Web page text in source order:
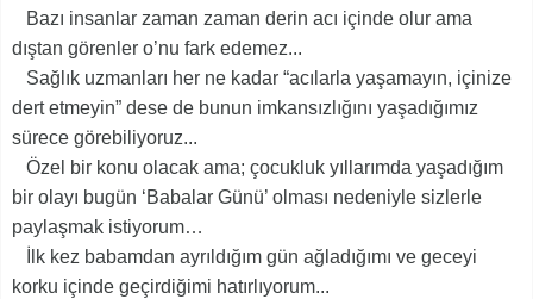
Bazı insanlar zaman zaman derin acı içinde olur ama
dıştan görenler o’nu fark edemez...
Sağlık uzmanları her ne kadar “acılarla yaşamayın, içinize
dert etmeyin” dese de bunun imkansızlığını yaşadığımız
sürece görebiliyoruz...
Özel bir konu olacak ama; çocukluk yıllarımda yaşadığım
bir olayı bugün ‘Babalar Günü’ olması nedeniyle sizlerle
paylaşmak istiyorum…
İlk kez babamdan ayrıldığım gün ağladığımı ve geceyi
korku içinde geçirdiğimi hatırlıyorum...